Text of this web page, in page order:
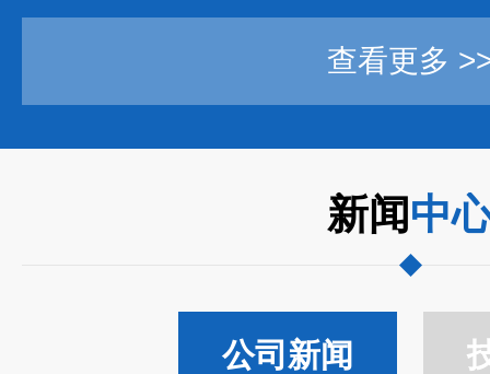
查看更多
新闻中
公司新闻